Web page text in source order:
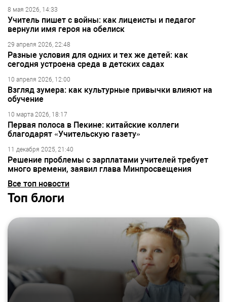
8 мая 2026, 14:33
Учитель пишет с войны: как лицеисты и педагог
вернули имя героя на обелиск
29 апреля 2026, 22:48
Разные условия для одних и тех же детей: как
сегодня устроена среда в детских садах
10 апреля 2026, 12:00
Взгляд зумера: как культурные привычки влияют на
обучение
10 марта 2026, 18:17
Первая полоса в Пекине: китайские коллеги
благодарят «Учительскую газету»
11 декабря 2025, 21:40
Решение проблемы с зарплатами учителей требует
много времени, заявил глава Минпросвещения
Все топ новости
Топ блоги